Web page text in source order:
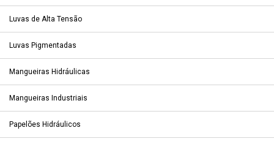
Luvas de Alta Tensão
Luvas Pigmentadas
Mangueiras Hidráulicas
Mangueiras Industriais
Papelões Hidráulicos